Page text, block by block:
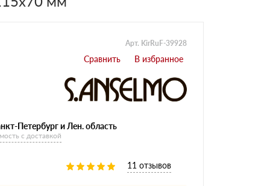
Арт. KirRuF-39928
Петербург и Лен. область
с доставкой
11 отзывов